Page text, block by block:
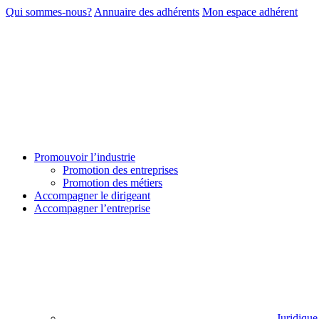
Qui sommes-nous? Annuaire des adhérents Mon espace adhérent
Promouvoir l’industrie
Promotion des entreprises
Promotion des métiers
Accompagner le dirigeant
Accompagner l’entreprise